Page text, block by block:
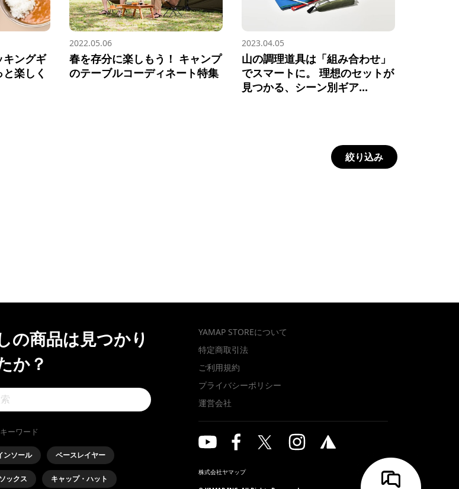
キングギ
楽しく
2022.05.06
春を存分に楽しもう！ キャンプ
のテーブルコーディネート特集
2023.04.05
山の調理道具は「組み合わせ」
でスマートに。 理想のセットが
見つかる、シーン別ギア...
絞り込み
の商品は見つかり
か？
ーワード
ンソール ベースレイヤー
ックス キャップ・ハット
YAMAP STOREについて
特定商取引法
ご利用規約
プライバシーポリシー
運営会社
株式会社ヤマップ